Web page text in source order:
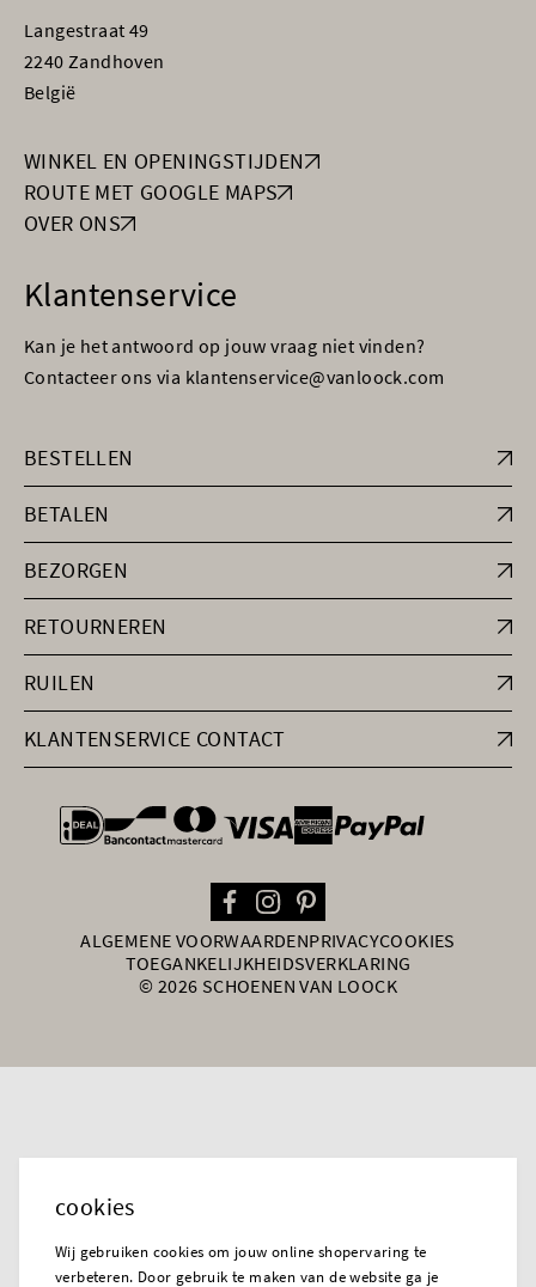
Langestraat 49
2240 Zandhoven
België
WINKEL EN OPENINGSTIJDEN
ROUTE MET GOOGLE MAPS
OVER ONS
Klantenservice
Kan je het antwoord op jouw vraag niet vinden?
Contacteer ons via klantenservice@vanloock.com
BESTELLEN
BETALEN
BEZORGEN
RETOURNEREN
RUILEN
KLANTENSERVICE CONTACT
general.paymentOptions
ALGEMENE VOORWAARDENPRIVACYCOOKIES
TOEGANKELIJKHEIDSVERKLARING
© 2026 SCHOENEN VAN LOOCK
cookies
Wij gebruiken cookies om jouw online shopervaring te
verbeteren. Door gebruik te maken van de website ga je